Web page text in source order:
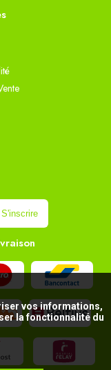
vos informations,
la fonctionnalité du